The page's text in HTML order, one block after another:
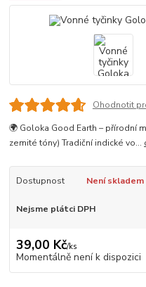
Ohodnotit
🌍 Goloka Good Earth – přírodní
zemité tóny) Tradiční indické vo...
Dostupnost Není skladem
Nejsme plátci DPH
39,00 Kč/ks
Momentálně není k dispozici